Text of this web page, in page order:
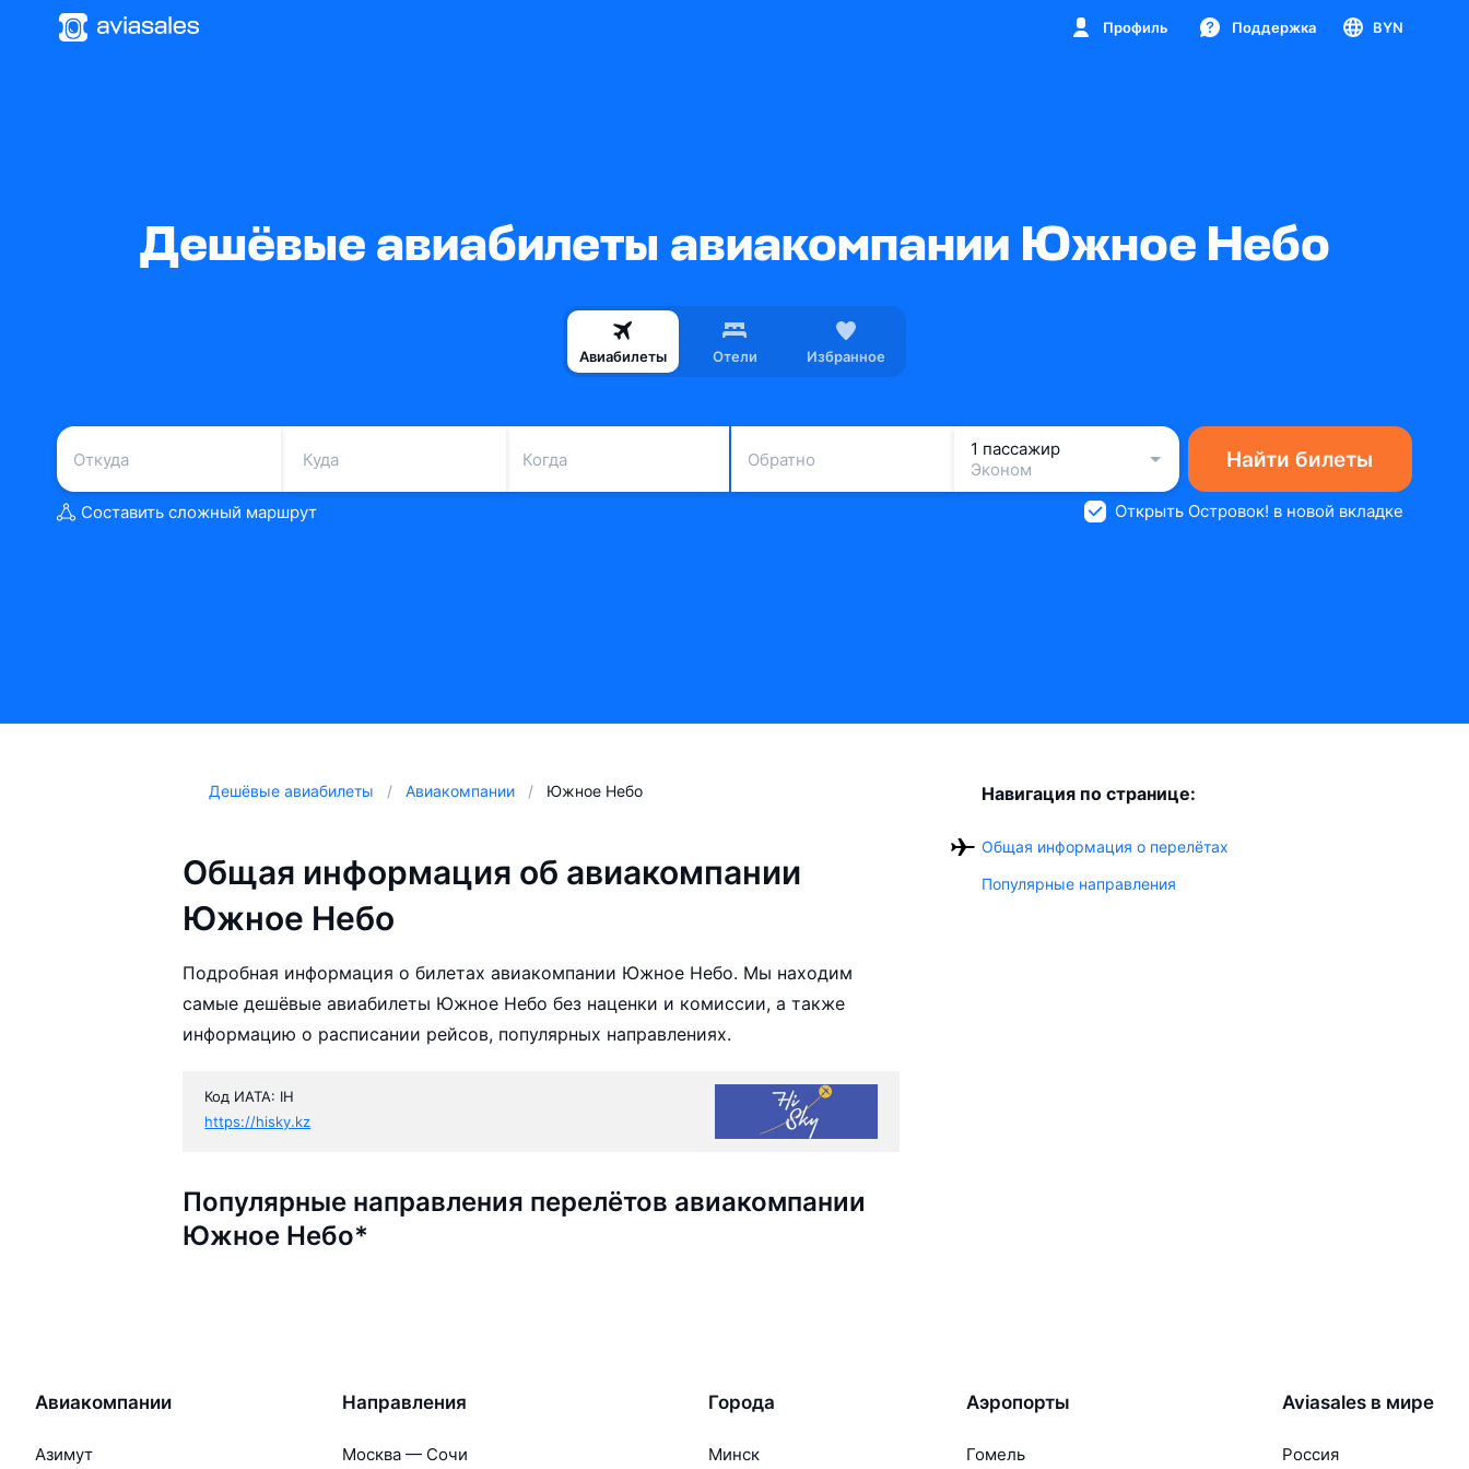
Профиль Поддержка BYN
Дешёвые авиабилеты авиакомпании Южное Небо
Авиабилеты Отели Избранное
Когда Обратно
1 пассажир
Эконом
Найти билеты
Составить сложный маршрут Открыть Островок! в новой вкладке
Дешёвые авиабилеты Авиакомпании Южное Небо
Общая информация об авиакомпании
Южное Небо
Подробная информация о билетах авиакомпании Южное Небо. Мы находим
самые дешёвые авиабилеты Южное Небо без наценки и комиссии, а также
информацию о расписании рейсов, популярных направлениях.
Код ИАТА: IH
https://hisky.kz
Популярные направления перелётов авиакомпании
Южное Небо*
Навигация по странице:
Общая информация о перелётах
Популярные направления
Авиакомпании
Азимут
Направления
Москва — Сочи
Города
Минск
Аэропорты
Гомель
Aviasales в мире
Россия